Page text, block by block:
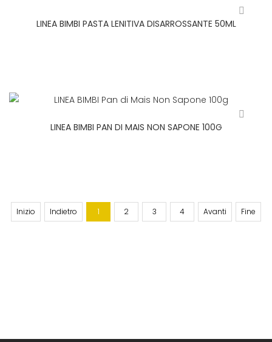
LINEA BIMBI PASTA LENITIVA DISARROSSANTE 50ML
LINEA BIMBI PAN DI MAIS NON SAPONE 100G
Inizio Indietro 1 2 3 4 Avanti Fine